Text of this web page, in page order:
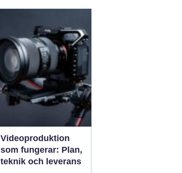
bara livslängden på
processorer och
grafikkort...
Videoproduktion
som fungerar: Plan,
teknik och leverans